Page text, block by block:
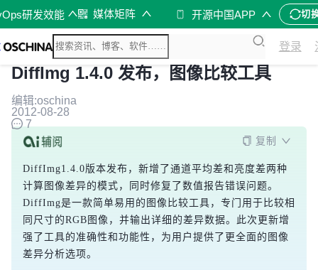
研发效能 媒体矩阵 开源中国APP 切
登录
DiffImg 1.4.0 发布，图像比较工具
编辑:oschina
2012-08-28
7
复制
DiffImg1.4.0版本发布，新增了通道平均差和亮度差两种
计算图像差异的模式，同时修复了数值报告错误问题。
DiffImg是一款简单易用的图像比较工具，专门用于比较相
同尺寸的RGB图像，并输出详细的差异数据。此次更新增
强了工具的准确性和功能性，为用户提供了更全面的图像
差异分析选项。